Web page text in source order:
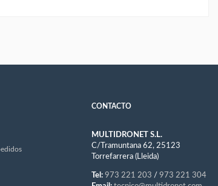
CONTACTO
MULTIDRONET S.L.
C/Tramuntana 62, 25123
Torrefarrera (Lleida)
Tel: 973 221 203 / 973 221 304